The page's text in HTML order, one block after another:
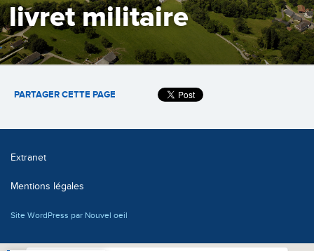
livret militaire
PARTAGER CETTE PAGE
Extranet
Mentions légales
Site WordPress par Nouvel oeil